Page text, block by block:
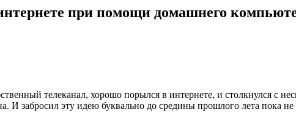
при помощи домашнего
телеканал, хорошо порылся в интернете, и столкнулся
И забросил эту идею буквально до средины прошлого лета пока не